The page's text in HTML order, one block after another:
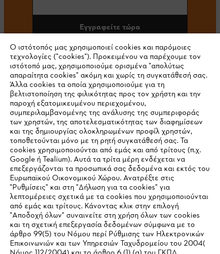
Εγγραφείτε τώρα
#STIHL
Εταιρεία
STIHL Συχνές ερωτήσεις
Service
Ο ιστότοπός μας χρησιμοποιεί cookies και παρόμοιες
τεχνολογίες ("cookies"). Προκειμένου να παρέχουμε τον
ιστότοπό μας, χρησιμοποιούμε ορισμένα "απολύτως
απαραίτητα cookies" ακόμη και χωρίς τη συγκατάθεσή σας.
Άλλα cookies τα οποία χρησιμοποιούμε για τη
βελτιστοποίηση της φιλικότητας προς τον χρήστη και την
παροχή εξατομικευμένου περιεχομένου,
συμπεριλαμβανομένης της ανάλυσης της συμπεριφοράς
των χρηστών, της αποτελεσματικότητας των διαφημίσεων
και της δημιουργίας ολοκληρωμένων προφίλ χρηστών,
τοποθετούνται μόνο με τη ρητή συγκατάθεσή σας. Τα
cookies χρησιμοποιούνται από εμάς και από τρίτους (π.χ.
Google ή Tealium). Αυτά τα τρίτα μέρη ενδέχεται να
επεξεργάζονται τα προσωπικά σας δεδομένα και εκτός του
Ευρωπαϊκού Οικονομικού Χώρου. Ανατρέξτε στις
"Ρυθμίσεις" και στη "Δήλωση για τα cookies" για
λεπτομέρειες σχετικά με τα cookies που χρησιμοποιούνται
από εμάς και τρίτους. Κάνοντας κλικ στην επιλογή
"Αποδοχή όλων" συναινείτε στη χρήση όλων των cookies
και τη σχετική επεξεργασία δεδομένων σύμφωνα με το
άρθρο 99(5) του Νόμου περί Ρύθμισης των Ηλεκτρονικών
Επικοινωνιών και των Υπηρεσιών Ταχυδρομείου του 2004(